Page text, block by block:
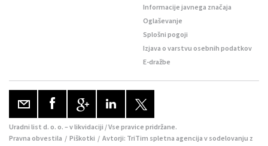
Informacije javnega značaja
Oglaševanje
Splošni pogoji
Izjava o varstvu osebnih podatkov
E-dražbe
Uradni list d. o. o. – v likvidaciji / Vse pravice pridržane.
Pravna obvestila / Piškotki / Avtorji: TriTim spletna agencija v sodelovanju z